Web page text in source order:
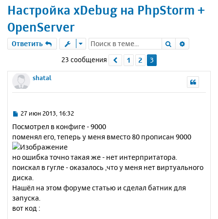
Настройка xDebug на PhpStorm +
OpenServer
Ответить Поиск
23 сообщения Пред.
1 2 3
shatal
С
о
б
щ
е
н
е
27 июн 2013, 16:32
Посмотрел в конфиге - 9000
поменял его, теперь у меня вместо 80 прописан 9000
но ошибка точно такая же - нет интерпритатора.
поискал в гугле - оказалось ,что у меня нет виртуального
диска.
Нашёл на этом форуме статью и сделал батник для
запуска.
вот код :